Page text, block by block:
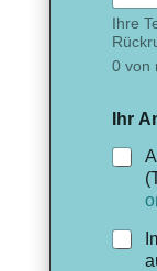
Ihre
0 von
Ihr